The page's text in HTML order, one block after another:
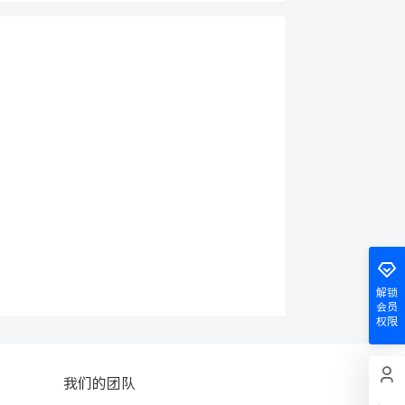
解锁
会员
权限
我们的团队